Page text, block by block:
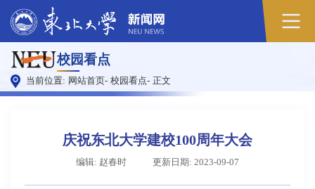
校园看点
当前位置: 网站首页- 校园看点- 正文
庆祝东北大学建校100周年大会
编辑: 赵春时 更新日期: 2023-09-07